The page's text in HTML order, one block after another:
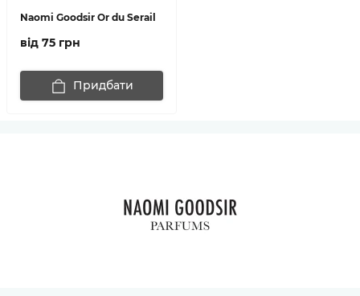
Naomi Goodsir Or du Serail
від 75 грн
Придбати